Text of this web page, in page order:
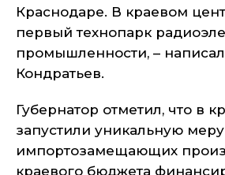
Краснодаре. В краевом
первый технопарк
промышленности, –
Кондратьев.
Губернатор отметил, что в
запустили уникальную
импортозамещающих
краевого бюджета